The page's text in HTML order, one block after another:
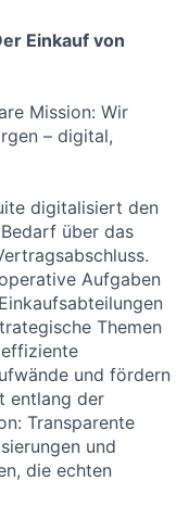
Einkauf von
Mission: Wir
– digital,
digitalisiert den
über das
Aufgaben
Themen
und fördern
entlang der
Transparente
und
die echten